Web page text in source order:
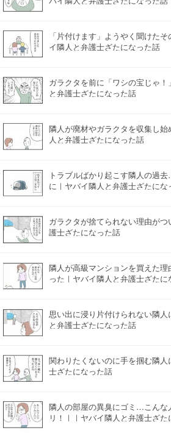
「片付けます」ようやく聞けた
イ隣人と弁護士ざたになった話
ガラクタを前に「ワシの宝じゃ
と弁護士ざたになった話
隣人が廃材やガラクタを収集し
人と弁護士ざたになった話
トラブルばかり起こす隣人の過
に｜ヤバイ隣人と弁護士ざたにな
ガラクタが捨てられない理由が
護士ざたになった話
隣人が高級マンションを買えた
った｜ヤバイ隣人と弁護士ざたに
思い出に浸り片付けられない隣
と弁護士ざたになった話
関わりたくないのに手を掴む隣
士ざたになった話
隣人の部屋の異臭にゴミ…こんな
リ！｜｜ヤバイ隣人と弁護士ざ